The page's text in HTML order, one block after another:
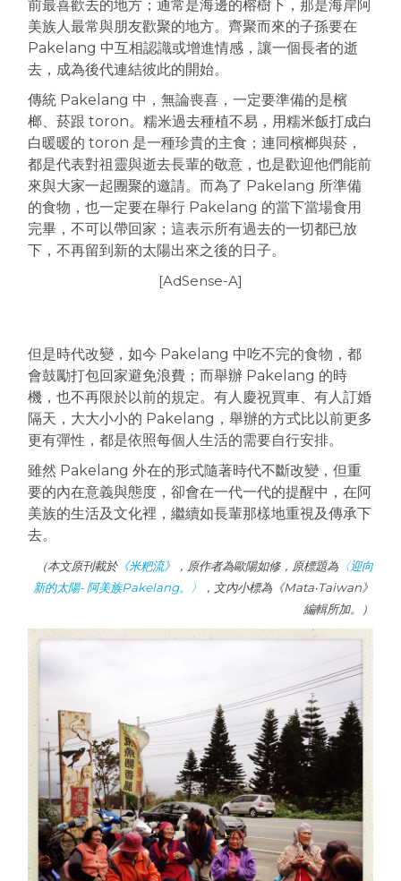
前最喜歡去的地方；通常是海邊的榕樹下，那是海岸阿
美族人最常與朋友歡聚的地方。齊聚而來的子孫要在
Pakelang 中互相認識或增進情感，讓一個長者的逝
去，成為後代連結彼此的開始。
傳統 Pakelang 中，無論喪喜，一定要準備的是檳
榔、菸跟 toron。糯米過去種植不易，用糯米飯打成白
白暖暖的 toron 是一種珍貴的主食；連同檳榔與菸，
都是代表對祖靈與逝去長輩的敬意，也是歡迎他們能前
來與大家一起團聚的邀請。而為了 Pakelang 所準備
的食物，也一定要在舉行 Pakelang 的當下當場食用
完畢，不可以帶回家；這表示所有過去的一切都已放
下，不再留到新的太陽出來之後的日子。
[AdSense-A]
但是時代改變，如今 Pakelang 中吃不完的食物，都
會鼓勵打包回家避免浪費；而舉辦 Pakelang 的時
機，也不再限於以前的規定。有人慶祝買車、有人訂婚
隔天，大大小小的 Pakelang，舉辦的方式比以前更多
更有彈性，都是依照每個人生活的需要自行安排。
雖然 Pakelang 外在的形式隨著時代不斷改變，但重
要的內在意義與態度，卻會在一代一代的提醒中，在阿
美族的生活及文化裡，繼續如長輩那樣地重視及傳承下
去。
（本文原刊載於《米粑流》 ，原作者為歐陽如修，原標題為〈迎向
新的太陽- 阿美族Pakelang。〉
，文內小標為《Mata‧Taiwan》
編輯所加。）